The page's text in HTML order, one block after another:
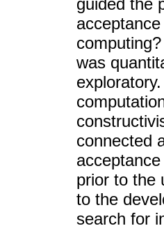
was
connected
prior to the
to the
search for